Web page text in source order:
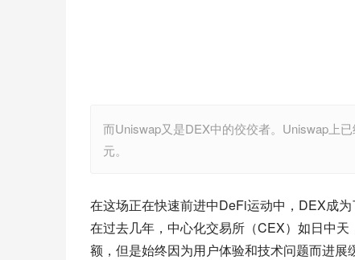
而Uniswap又是DEX中的佼佼者。Uniswap上
元。
在这场正在快速前进中DeFi运动中，DEX成
在过去几年，中心化交易所（CEX）如日中
额，但是始终因为用户体验和技术问题而进